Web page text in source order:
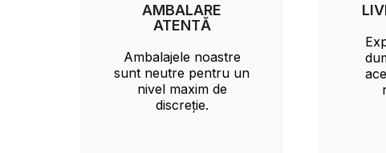
AMBALARE
ATENTĂ
Ambalajele noastre
sunt neutre pentru un
nivel maxim de
discreție.